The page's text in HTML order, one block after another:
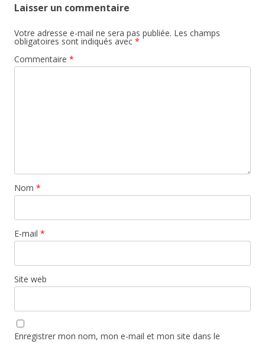
Laisser un commentaire
Votre adresse e-mail ne sera pas publiée. Les champs
obligatoires sont indiqués avec *
Commentaire *
Nom *
E-mail *
Site web
Enregistrer mon nom, mon e-mail et mon site dans le